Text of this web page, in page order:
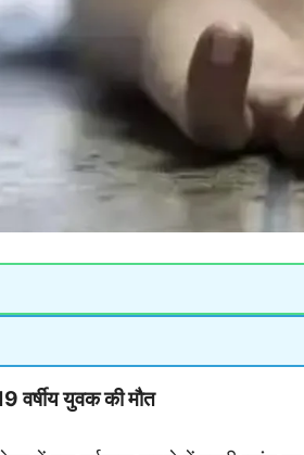
वर्षीय युवक की मौत